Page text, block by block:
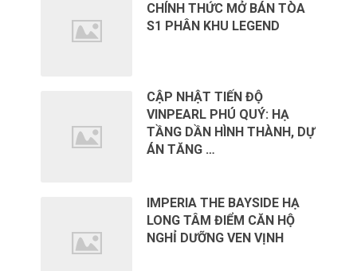
CHÍNH THỨC MỞ BÁN TÒA
S1 PHÂN KHU LEGEND
CẬP NHẬT TIẾN ĐỘ
VINPEARL PHÚ QUÝ: HẠ
TẦNG DẦN HÌNH THÀNH, DỰ
ÁN TĂNG …
IMPERIA THE BAYSIDE HẠ
LONG TÂM ĐIỂM CĂN HỘ
NGHỈ DƯỠNG VEN VỊNH